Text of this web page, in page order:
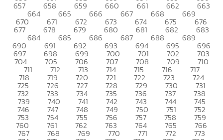
657 658 659 660 661 662 663
664 665 666 667 668 669
670 671 672 673 674 675 676
677 678 679 680 681 682 683
684 685 686 687 688 689
690 691 692 693 694 695 696
697 698 699 700 701 702 703
704 705 706 707 708 709 710
711 712 713 714 715 716 717
718 719 720 721 722 723 724
725 726 727 728 729 730 731
732 733 734 735 736 737 738
739 740 741 742 743 744 745
746 747 748 749 750 751 752
753 754 755 756 757 758 759
760 761 762 763 764 765 766
767 768 769 770 771 772 773